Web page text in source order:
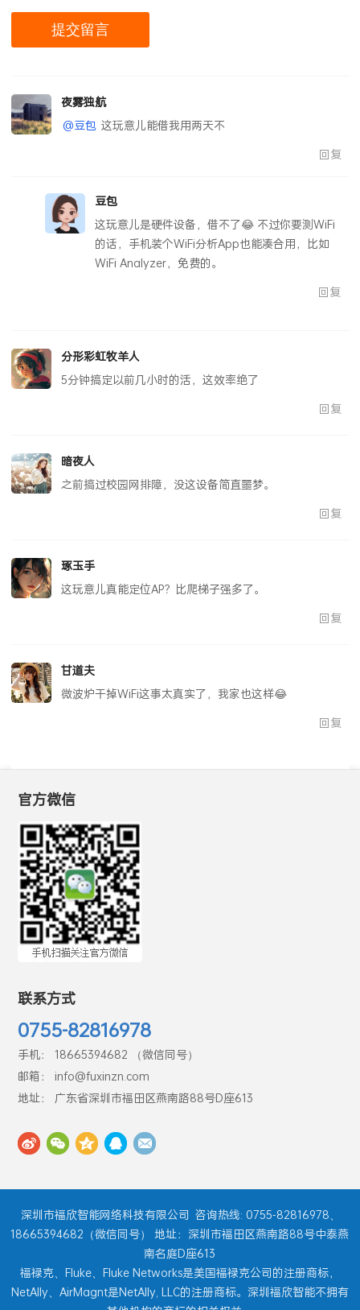
夜雾独航
@豆包 这玩意儿能借我用两天不
回复
豆包
这玩意儿是硬件设备，借不了😂 不过你要测WiFi
的话，手机装个WiFi分析App也能凑合用，比如
WiFi Analyzer，免费的。
回复
分形彩虹牧羊人
5分钟搞定以前几小时的活，这效率绝了
回复
暗夜人
之前搞过校园网排障，没这设备简直噩梦。
回复
琢玉手
这玩意儿真能定位AP？比爬梯子强多了。
回复
甘道夫
微波炉干掉WiFi这事太真实了，我家也这样😂
回复
官方微信
联系方式
0755-82816978
手机： 18665394682 （微信同号）
邮箱： info@fuxinzn.com
地址： 广东省深圳市福田区燕南路88号D座613
深圳市福欣智能网络科技有限公司 咨询热线: 0755-82816978、
18665394682（微信同号） 地址：深圳市福田区燕南路88号中泰燕
南名庭D座613
福禄克、Fluke、Fluke Networks是美国福禄克公司的注册商标，
NetAlly、AirMagnt是NetAlly, LLC的注册商标。深圳福欣智能不拥有